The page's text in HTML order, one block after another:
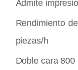
Admite
Rendimiento
piezas/h
Doble cara 800